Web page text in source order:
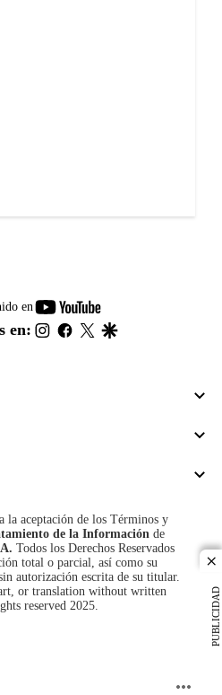
PUBLICIDAD
en
youtube-
footer
en: instagram
facebook
twitter
la aceptación de los Términos y
de la Información de
Todos los Derechos Reservados
total o parcial, así como su
autorización escrita de su titular.
or translation without written
reserved 2025.